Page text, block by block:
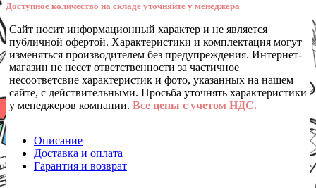
Доступное количество на складе уточняйте у менеджера
Сайт носит информационный характер и не является
публичной офертой. Характеристики и комплектация могут
изменяться производителем без предупреждения. Интернет-
магазин не несет ответственности за частичное
несоответсвие характеристик и фото, указанных на нашем
сайте, с действительными. Просьба уточнять характеристики
у менеджеров компании. Все цены с учетом НДС.
Описание
Доставка и оплата
Гарантия и возврат